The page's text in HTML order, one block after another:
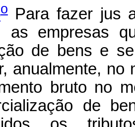
oPara fazer jus
as empresas
de bens e
anualmente,
bruto no
de